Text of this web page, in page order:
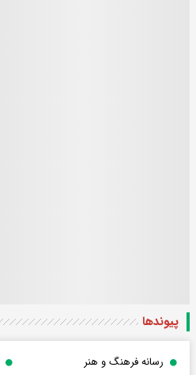
پیوندها
رسانه فرهنگ و هنر